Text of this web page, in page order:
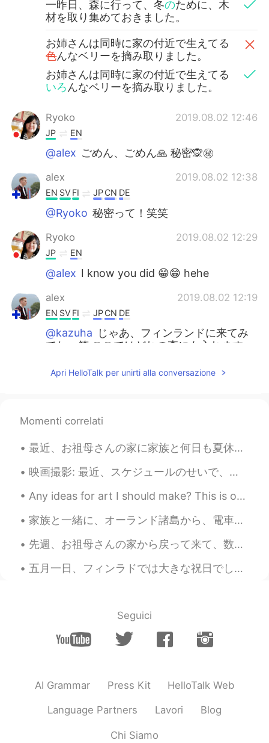
一昨日、森に行って、冬のために、木
材を取り集めておきました。
お姉さんは同時に家の付近で生えてる
色んなベリーを摘み取りました。
お姉さんは同時に家の付近で生えてる
いろんなベリーを摘み取りました。
Ryoko 2019.08.02 12:46
JP EN
@alex ごめん、ごめん🙏 秘密🙊㊙️
alex 2019.08.02 12:38
EN SV FI JPCN DE
@Ryoko 秘密って！笑笑
Ryoko 2019.08.02 12:29
JP EN
@alex I know you did 😁😁 hehe
alex 2019.08.02 12:19
EN SV FI JPCN DE
@kazuha
じゃあ、フィンランドに来てみ
てね、笑 ここではどれの森にも入れます
@Ayumi食べたことがあるけど、さっき摘
kazuha 2019.08.02 12:16
JP EN
@alex 私からしたら、その大自然は羨まし
いよ☺️
Ayumi 2019.08.02 12:14
JP EN
@alex
それなら梅干しを是非食べてみて
欲しい😄😄😄すっぱいのが大丈夫なら食べ
@alexI know, you're right.
EN SVFI CN DE
@Ayumiすっぱい味も美味しいと思いま
Apri HelloTalk per unirti alla conversazione
Momenti correlati
最近、お祖母さんの家に家族と何日も夏休みのを過ごしまた。森の中にあって、めっちゃ田舎ですよ。笑 一昨日、森に行って、冬ために、木材を取り集めておきました。お姉さんは同時に家の付近で生えてる色ん...
映画撮影: 最近、スケジュールのせいで、ここで何も書いてませんでした｡ 毎日、午前3時から午後7時までの勤務時間です｡ 仕事が終わったらホテルに帰って、晩御飯を食べたりして、早速寝ます｡ 湖...
Any ideas for art I should make? This is one of my drawings I made a week ago ^^ Do you like draw...
家族と一緒に、オーランド諸島から、電車でスウェーデンとデンマークを通って、ドイツのハンブルグに行きました！ 中国の夏さを逃げて、ヨーロッパに来たのに、ドイツにいた時にも、暑すぎでした。どこに行...
先週、お祖母さんの家から戻って来て、数日間オーランド諸島に滞在しました。今夜、ヘルシンキに船で行きます。18日にまた中国に帰るので、この旅行は間もなく終わります。また中国の暑さを直面しますよね。...
五月一日、フィンラドでは大きな祝日でした｡Vappuと言われています｡両親に送ってもらった写真です｡ 飲み物はvappuだけに飲まれるものです｡ simaと言われています｡ 更に、食べ物も特別な...
Seguici
AI Grammar Press Kit HelloTalk Web
Language Partners Lavori Blog
Chi Siamo